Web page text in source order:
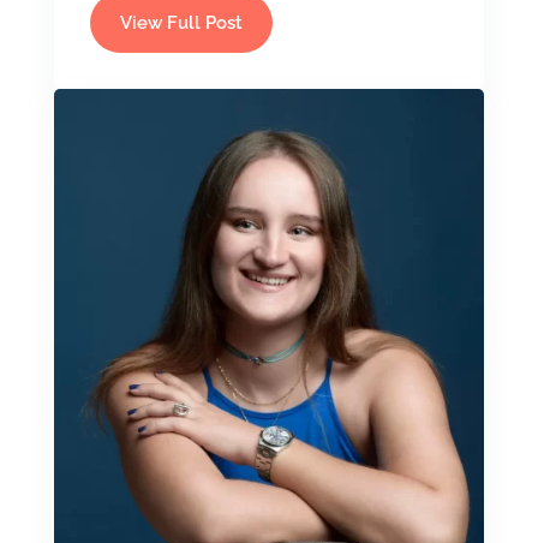
View Full Post